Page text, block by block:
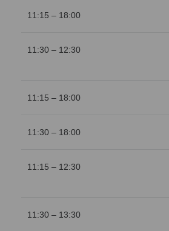
11:15 – 18:00
11:30 – 12:30
11:15 – 18:00
11:30 – 18:00
11:15 – 12:30
11:30 – 13:30